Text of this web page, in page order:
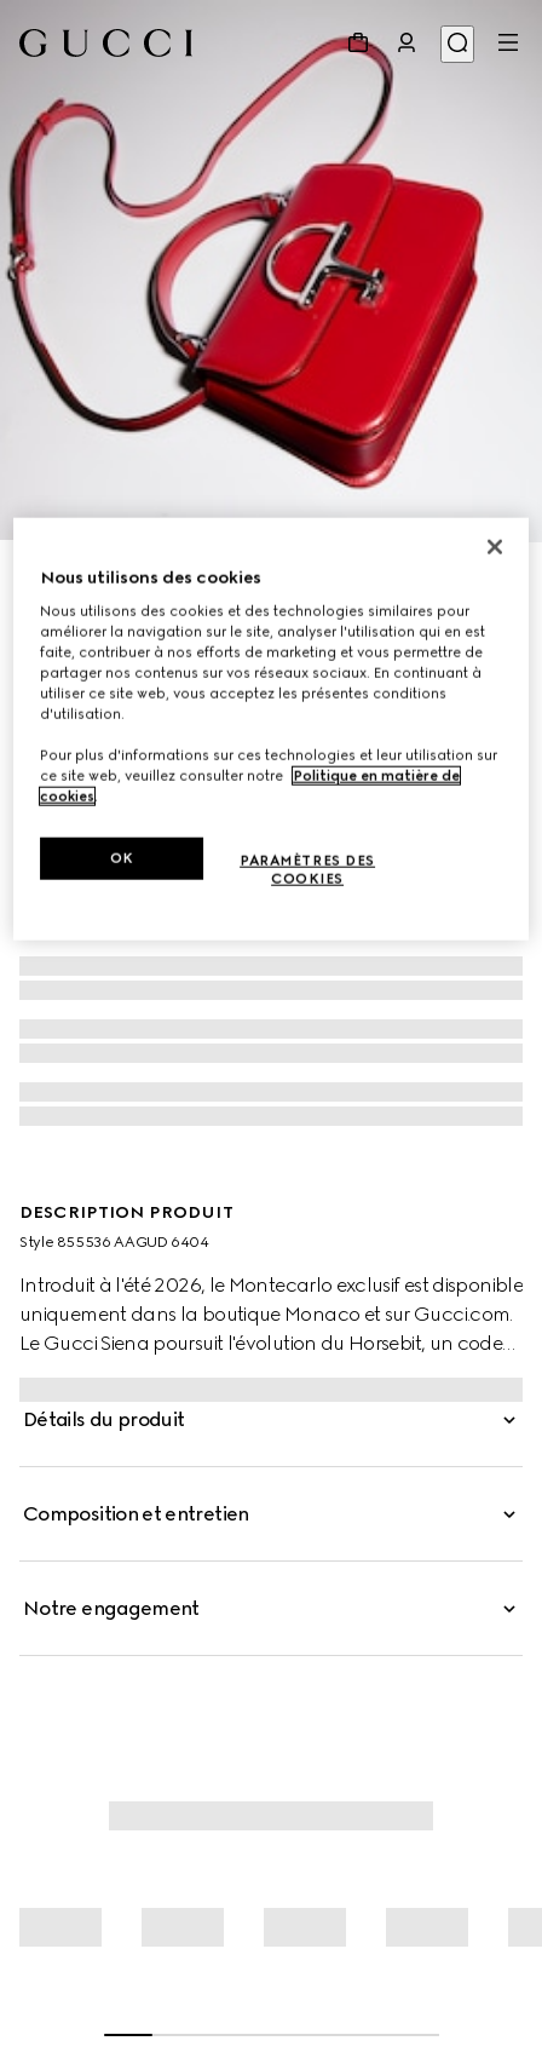
Exclusivité Monte Carlo et en ligne
Sac à main Gucci Siena petit format
€ 2.300
Déclinaisons cuir rouge
DESCRIPTION PRODUIT
Style ‎855536 AAGUD 6404
Introduit à l'été 2026, le Montecarlo exclusif est disponible
uniquement dans la boutique Monaco et sur Gucci.com.
Le Gucci Siena poursuit l'évolution du Horsebit, un code
signature qui est intrinsèquement Gucci. Confectionné en
cuir lisse, ce style est défini par le fermoir demi Horsebit, un
détail distinctif introduit pour la première fois dans les
Détails du produit
Composition et entretien
Notre engagement
Nous utilisons des cookies
Nous utilisons des cookies et des technologies similaires pour
améliorer la navigation sur le site, analyser l'utilisation qui en est
faite, contribuer à nos efforts de marketing et vous permettre de
partager nos contenus sur vos réseaux sociaux. En continuant à
utiliser ce site web, vous acceptez les présentes conditions
d'utilisation.
Pour plus d'informations sur ces technologies et leur utilisation sur
ce site web, veuillez consulter notre
Politique en matière de
cookies.
PARAMÈTRES DES
COOKIES
OK